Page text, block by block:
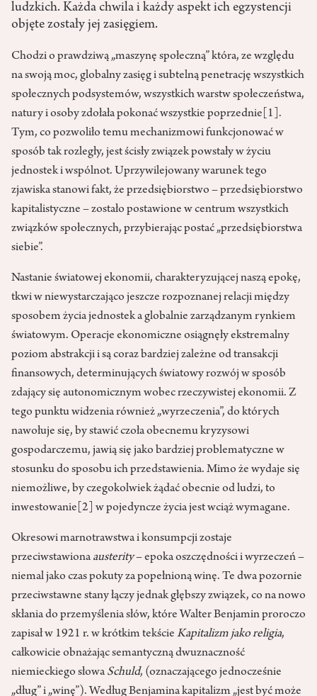
ludzkich. Każda chwila i każdy aspekt ich egzystencji
objęte zostały jej zasięgiem.
Chodzi o prawdziwą „maszynę społeczną” która, ze względu
na swoją moc, globalny zasięg i subtelną penetrację wszystkich
społecznych podsystemów, wszystkich warstw społeczeństwa,
natury i osoby zdołała pokonać wszystkie poprzednie [1] .
Tym, co pozwoliło temu mechanizmowi funkcjonować w
sposób tak rozległy, jest ścisły związek powstały w życiu
jednostek i wspólnot. Uprzywilejowany warunek tego
zjawiska stanowi fakt, że przedsiębiorstwo – przedsiębiorstwo
kapitalistyczne – zostało postawione w centrum wszystkich
związków społecznych, przybierając postać „przedsiębiorstwa
siebie”.
Nastanie światowej ekonomii, charakteryzującej naszą epokę,
tkwi w niewystarczająco jeszcze rozpoznanej relacji między
sposobem życia jednostek a globalnie zarządzanym rynkiem
światowym. Operacje ekonomiczne osiągnęły ekstremalny
poziom abstrakcji i są coraz bardziej zależne od transakcji
finansowych, determinujących światowy rozwój w sposób
zdający się autonomicznym wobec rzeczywistej ekonomii. Z
tego punktu widzenia również „wyrzeczenia”, do których
nawołuje się, by stawić czoła obecnemu kryzysowi
gospodarczemu, jawią się jako bardziej problematyczne w
stosunku do sposobu ich przedstawienia. Mimo że wydaje się
niemożliwe, by czegokolwiek żądać obecnie od ludzi, to
inwestowanie [2] w pojedyncze życia jest wciąż wymagane.
Okresowi marnotrawstwa i konsumpcji zostaje
przeciwstawiona austerity– epoka oszczędności i wyrzeczeń –
niemal jako czas pokuty za popełnioną winę. Te dwa pozornie
przeciwstawne stany łączy jednak głębszy związek, co na nowo
skłania do przemyślenia słów, które Walter Benjamin proroczo
zapisał w 1921 r. w krótkim tekście Kapitalizm jako religia,
całkowicie obnażając semantyczną dwuznaczność
niemieckiego słowa Schuld, (oznaczającego jednocześnie
„dług” i „winę”). Według Benjamina kapitalizm „jest być może